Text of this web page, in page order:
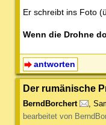
Er schreibt ins Foto
Wenn die Drohne
antworten
Der rumänische
BerndBorchert ,
bearbeitet von